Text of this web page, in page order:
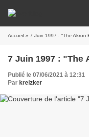
Accueil » 7 Juin 1997 : "The Akron
7 Juin 1997 : "The
Publié le 07/06/2021 à 12:31
Par kreizker